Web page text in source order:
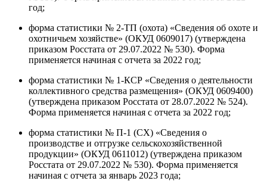
год;
форма статистики № 2-ТП (охота) «Сведения об охоте и
охотничьем хозяйстве» (ОКУД 0609017) (утверждена
приказом Росстата от 29.07.2022 № 530). Форма
применяется начиная с отчета за 2022 год;
форма статистики № 1-КСР «Сведения о деятельности
коллективного средства размещения» (ОКУД 0609400)
(утверждена приказом Росстата от 28.07.2022 № 524).
Форма применяется начиная с отчета за 2022 год;
форма статистики № П-1 (СХ) «Сведения о
производстве и отгрузке сельскохозяйственной
продукции» (ОКУД 0611012) (утверждена приказом
Росстата от 29.07.2022 № 530). Форма применяется
начиная с отчета за январь 2023 года;